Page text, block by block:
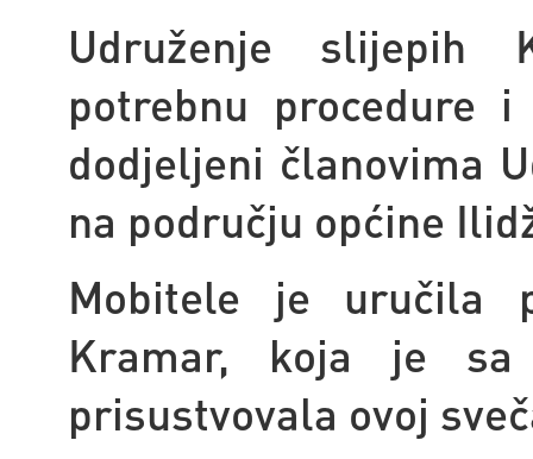
Udruženje slijepih
potrebnu procedure
dodjeljeni članovima
na području općine
Mobitele je uručila
Kramar, koja je sa
prisustvovala ovoj